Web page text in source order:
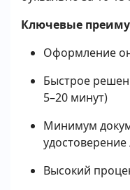
Ключевые
Оформление
Быстрое
5–20 минут)
Минимум
Высокий